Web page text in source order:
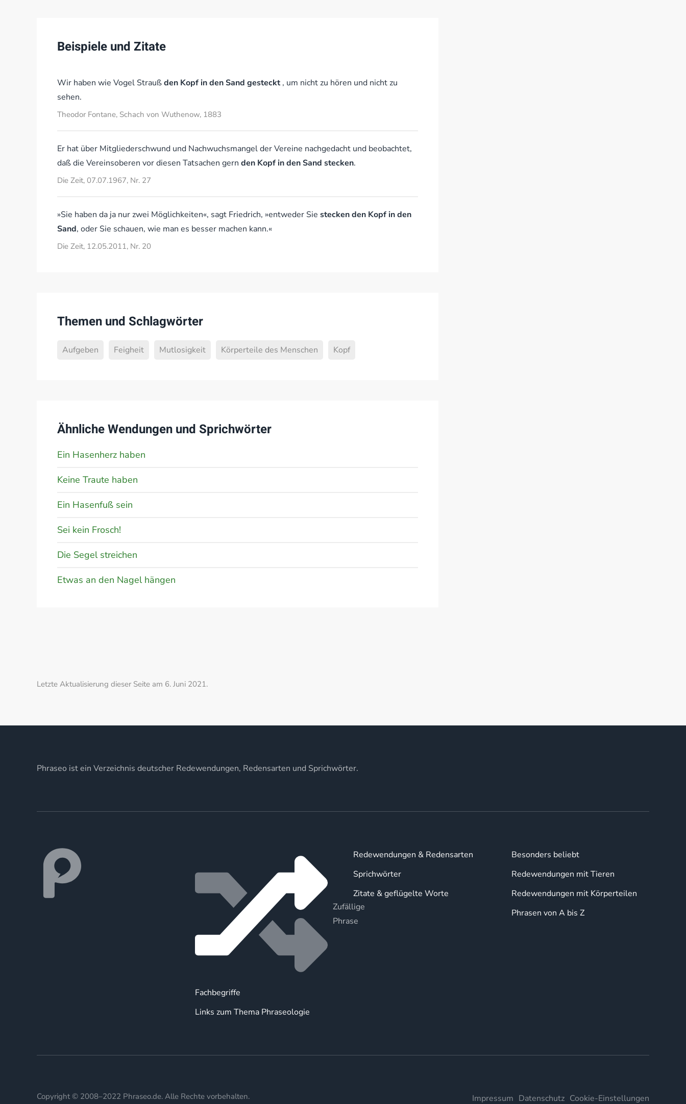
Beispiele und Zitate
Wir haben wie Vogel Straußden Kopf in den Sand gesteckt , um nicht zu hören und nicht zu
sehen.
Theodor Fontane, Schach von Wuthenow, 1883
Er hat über Mitgliederschwund und Nachwuchsmangel der Vereine nachgedacht und beobachtet,
daß die Vereinsoberen vor diesen Tatsachen gern den Kopf in den Sand stecken.
Die Zeit, 07.07.1967, Nr. 27
»Sie haben da ja nur zwei Möglichkeiten«, sagt Friedrich, »entweder Sie stecken den Kopf in den
Sand, oder Sie schauen, wie man es besser machen kann.«
Die Zeit, 12.05.2011, Nr. 20
Themen und Schlagwörter
Aufgeben Feigheit Mutlosigkeit Körperteile des Menschen Kopf
Ähnliche Wendungen und Sprichwörter
Ein Hasenherz haben
Keine Traute haben
Ein Hasenfuß sein
Sei kein Frosch!
Die Segel streichen
Etwas an den Nagel hängen
Letzte Aktualisierung dieser Seite am 6. Juni 2021.
Phraseo ist ein Verzeichnis deutscher Redewendungen, Redensarten und Sprichwörter.
Zufällige
Phrase
Fachbegriffe
Links zum Thema Phraseologie
Redewendungen & Redensarten
Sprichwörter
Zitate & geflügelte Worte
Besonders beliebt
Redewendungen mit Tieren
Redewendungen mit Körperteilen
Phrasen von A bis Z
Copyright © 2008–2022 Phraseo.de. Alle Rechte vorbehalten. Impressum Datenschutz Cookie-Einstellungen